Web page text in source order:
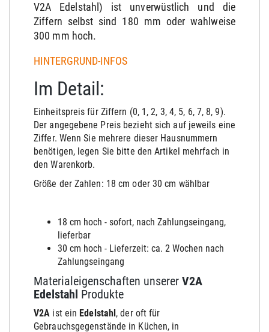
V2A Edelstahl) ist unverwüstlich und die
Ziffern selbst sind 180 mm oder wahlweise
300 mm hoch.
HINTERGRUND-INFOS
Im Detail:
Einheitspreis für Ziffern (0, 1, 2, 3, 4, 5, 6, 7, 8, 9).
Der angegebene Preis bezieht sich auf jeweils eine
Ziffer. Wenn Sie mehrere dieser Hausnummern
benötigen, legen Sie bitte den Artikel mehrfach in
den Warenkorb.
Größe der Zahlen: 18 cm oder 30 cm wählbar
18 cm hoch - sofort, nach Zahlungseingang,
lieferbar
30 cm hoch - Lieferzeit: ca. 2 Wochen nach
Zahlungseingang
Materialeigenschaften unserer V2A
Edelstahl Produkte
V2A ist ein Edelstahl , der oft für
Gebrauchsgegenstände in Küchen, in